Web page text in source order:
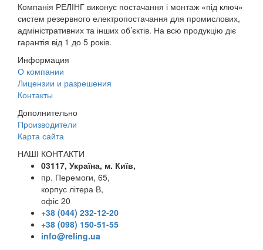
Компанія РЕЛІНГ виконує постачання і монтаж «під ключ»
систем резервного електропостачання для промислових,
адміністративних та інших об’єктів. На всю продукцію діє
гарантія від 1 до 5 років.
Информация
О компании
Лицензии и разрешения
Контакты
Дополнительно
Производители
Карта сайта
НАШІ КОНТАКТИ
03117, Україна, м. Київ,
пр. Перемоги, 65,
корпус літера В,
офіс 20
+38 (044) 232-12-20
+38 (098) 150-51-55
info@reling.ua